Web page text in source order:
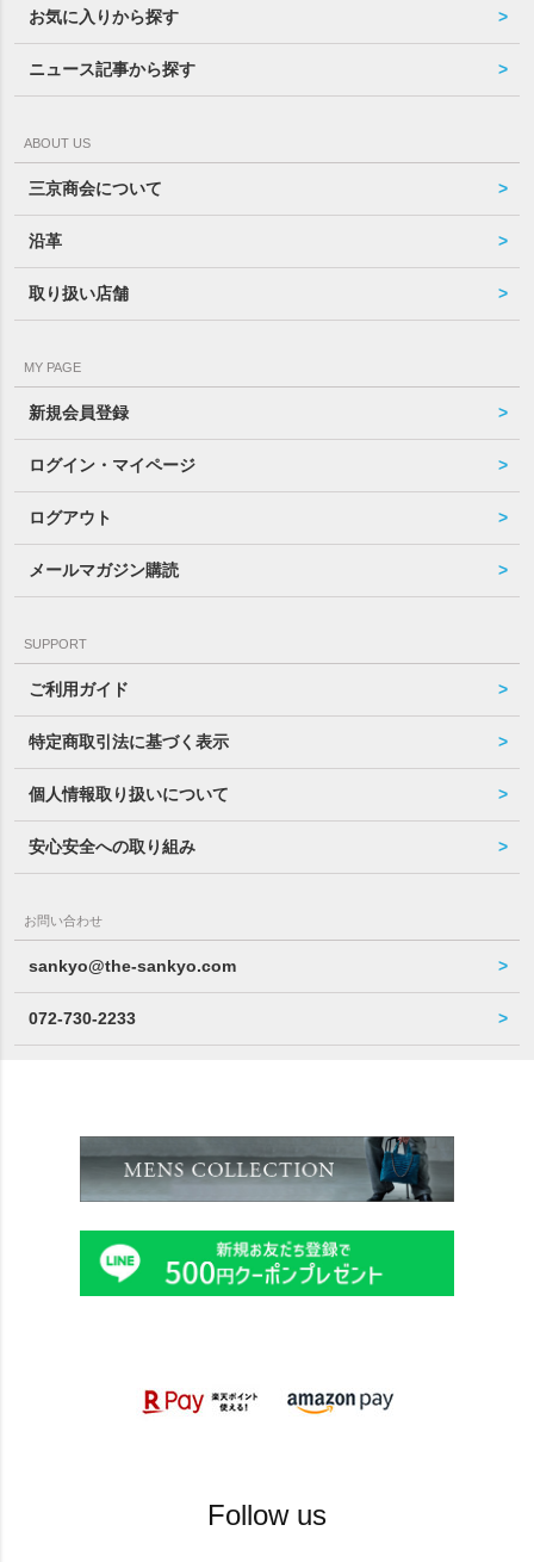
お気に入りから探す
ニュース記事から探す
ABOUT US
三京商会について
沿革
取り扱い店舗
MY PAGE
新規会員登録
ログイン・マイページ
ログアウト
メールマガジン購読
SUPPORT
ご利用ガイド
特定商取引法に基づく表示
個人情報取り扱いについて
安心安全への取り組み
お問い合わせ
sankyo@the-sankyo.com
072-730-2233
Follow us